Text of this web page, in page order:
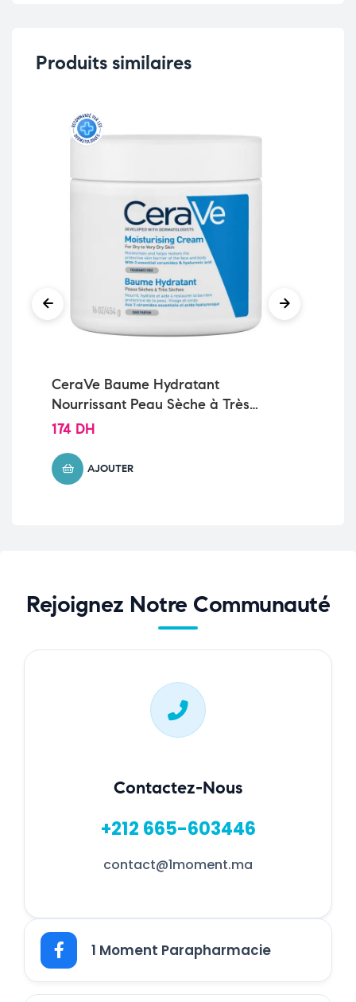
Produits similaires
CeraVe Baume Hydratant
Nourrissant Peau Sèche à Très
Sèche | 454g
174 DH
AJOUTER
Rejoignez Notre Communauté
Contactez-Nous
+212 665-603446
contact@1moment.ma
1 Moment Parapharmacie